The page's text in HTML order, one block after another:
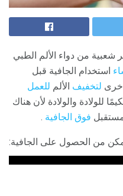
شعبية من دواء الألم الطبي
استخدام الجافية قبل
لتخفيف الألم للعمل
للولادة والولادة لأن هناك
فوق الجافية .
من الحصول على الجافية: